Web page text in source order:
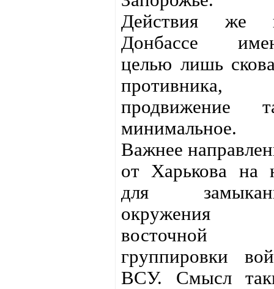
Действия же
Донбассе
целью лишь
противника,
продвижение
минимальное.
Важнее
от Харькова на
для
окружения
восточной
группировки
ВСУ. Смысл